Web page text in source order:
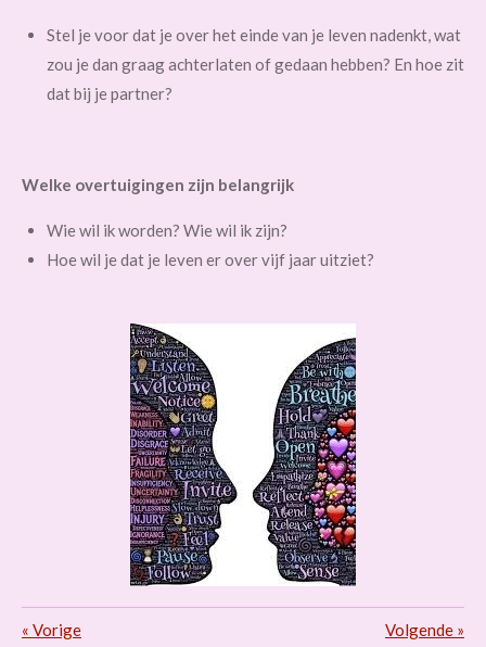
Stel je voor dat je over het einde van je leven nadenkt, wat
zou je dan graag achterlaten of gedaan hebben? En hoe zit
dat bij je partner?
Welke overtuigingen zijn belangrijk
Wie wil ik worden? Wie wil ik zijn?
Hoe wil je dat je leven er over vijf jaar uitziet?
« Vorige Volgende »